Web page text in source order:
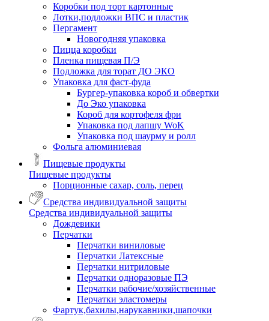
Коробки под торт картонные
Лотки,подложки ВПС и пластик
Пергамент
Новогодняя упаковка
Пицца коробки
Пленка пищевая П/Э
Подложка для торат ДО ЭКО
Упаковка для фаст-фуда
Бургер-упаковка короб и обвертки
До Эко упаковка
Короб для кортофеля фри
Упаковка под лапшу WoK
Упаковка под шаурму и ролл
Фольга алюминиевая
Пищевые продукты
Пищевые продукты
Порционные сахар, соль, перец
Средства индивидуальной защиты
Средства индивидуальной защиты
Дождевики
Перчатки
Перчатки виниловые
Перчатки Латексные
Перчатки нитриловые
Перчатки одноразовые ПЭ
Перчатки рабочие/хозяйственные
Перчатки эластомеры
Фартук,бахилы,нарукавники,шапочки